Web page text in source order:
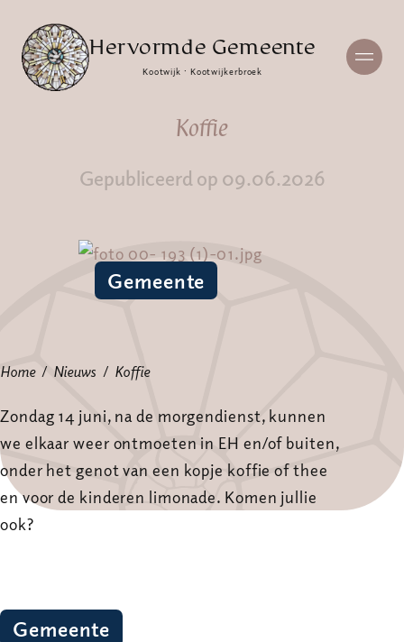
Hervormde Gemeente
Kootwijk · Kootwijkerbroek
Koffie
Gepubliceerd op 09.06.2026
Gemeente
Home Nieuws Koffie
Zondag 14 juni, na de morgendienst, kunnen
we elkaar weer ontmoeten in EH en/of buiten,
onder het genot van een kopje koffie of thee
en voor de kinderen limonade. Komen jullie
ook?
Gemeente